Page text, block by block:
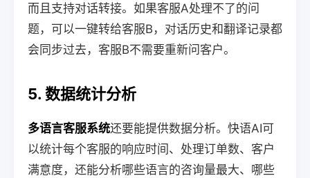
而且支持对话转接。如果客服A处理不了的问
题，可以一键转给客服B，对话历史和翻译记录都
会同步过去，客服B不需要重新问客户。
5. 数据统计分析
多语言客服系统还要能提供数据分析。快语AI可
以统计每个客服的响应时间、处理订单数、客户
满意度，还能分析哪些语言的咨询量最大、哪些